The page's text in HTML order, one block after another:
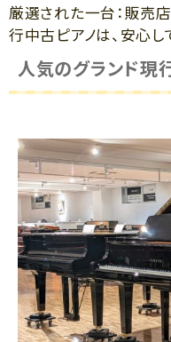
厳選された一台：販売
行中古ピアノは、安心
人気のグランド現